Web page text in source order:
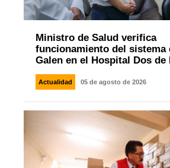
Ministro de Salud verifica
funcionamiento del sistema
Galen en el Hospital Dos de
Actualidad 05 de agosto de 2026